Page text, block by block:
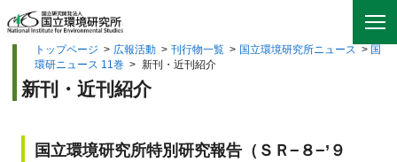
トップページ > 広報活動 > 刊行物一覧 > 国立環境研究所ニュース > 国
環研ニュース 11巻 > 新刊・近刊紹介
新刊・近刊紹介
国立環境研究所特別研究報告（ＳＲ−８−’９